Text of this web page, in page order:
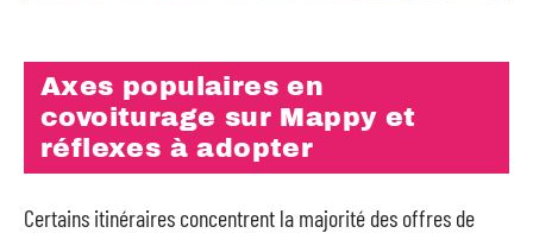
Axes populaires en
covoiturage sur Mappy et
réflexes à adopter
Certains itinéraires concentrent la majorité des offres de